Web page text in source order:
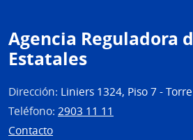
Agencia Reguladora
Estatales
Dirección: Liniers 1324, Piso 7 -
Teléfono: 2903 11 11
Contacto